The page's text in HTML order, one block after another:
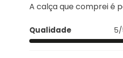
A calça que comprei é
Qualidade